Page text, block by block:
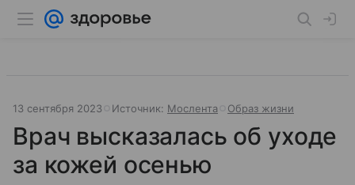
13 сентября 2023 Источник: Мослента Образ жизни
Врач высказалась об уходе
за кожей осенью